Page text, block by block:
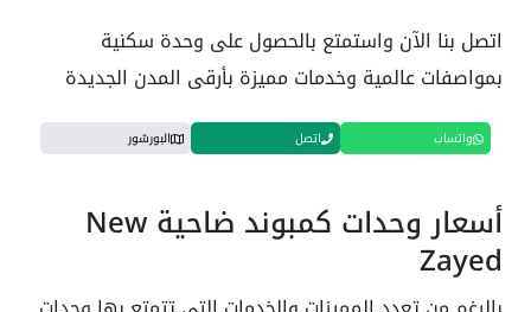
اتصل بنا الآن واستمتع بالحصول على وحدة سكنية
بمواصفات عالمية وخدمات مميزة بأرقى المدن الجديدة
واتساب اتصل البورشور
أسعار وحدات كمبوند ضاحية New
Zayed